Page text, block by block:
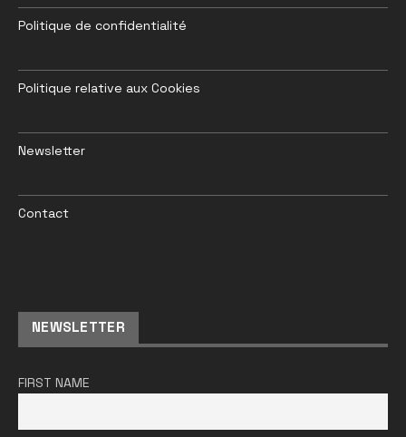
Politique de confidentialité
Politique relative aux Cookies
Newsletter
Contact
NEWSLETTER
FIRST NAME